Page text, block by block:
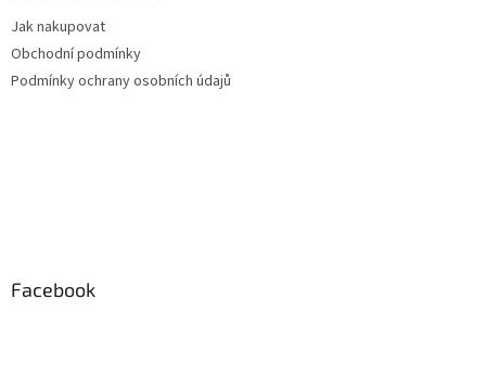
Jak nakupovat
Obchodní podmínky
Podmínky ochrany osobních údajů
Facebook